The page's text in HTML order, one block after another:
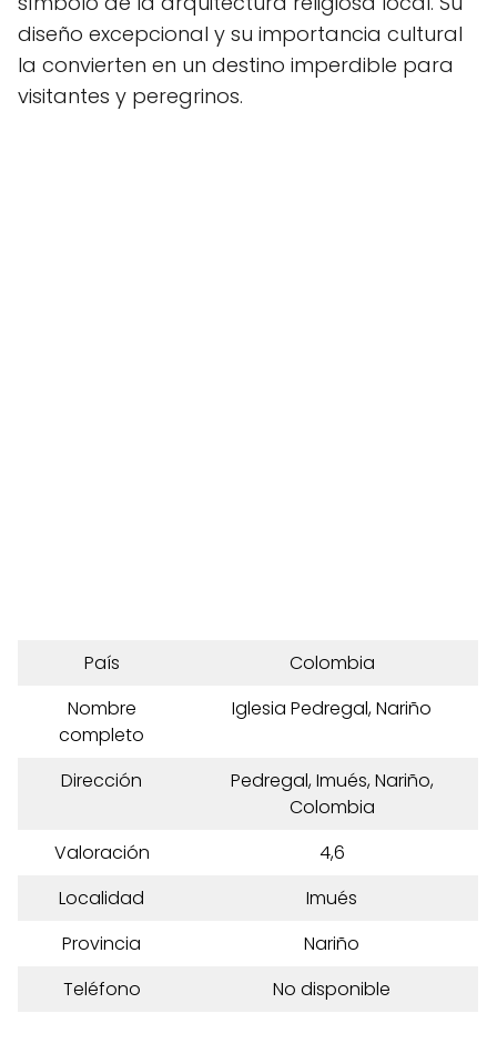
diseño excepcional y su importancia cultural
la convierten en un destino imperdible para
visitantes y peregrinos.
País
Colombia
Nombre
completo
Iglesia Pedregal, Nariño
Dirección
Pedregal, Imués, Nariño,
Colombia
Valoración
4,6
Localidad
Imués
Provincia
Nariño
Teléfono
No disponible